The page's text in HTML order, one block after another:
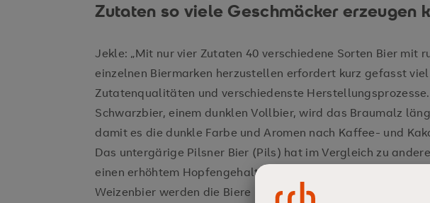
Zutaten so viele Geschmäcker erzeugen
Jekle: „Mit nur vier Zutaten 40 verschiedene Sorten Bier mit
einzelnen Biermarken herzustellen erfordert kurz gefasst viel
Zutatenqualitäten und verschiedenste
Schwarzbier, einem dunklen Vollbier, wird das Braumalz
damit es die dunkle Farbe und Aromen nach Kaffee- und
Das untergärige Pilsner Bier (Pils) hat im Vergleich zu
einen erhöhtem Hopfengehalt und bietet daher den herberen
Weizenbier werden die Biere mit einen höheren Weizengehalt